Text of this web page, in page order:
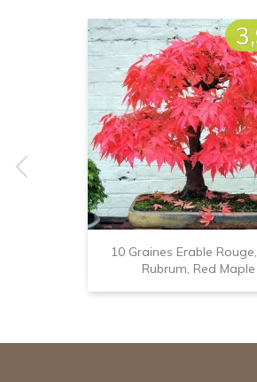
10 Graines Erable
Rubrum, Red Maple